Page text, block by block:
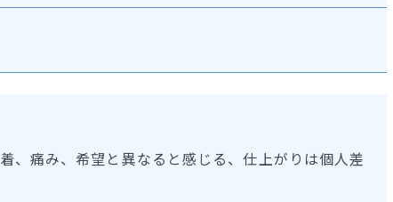
、痛み、希望と異なると感じる、仕上がりは個人差